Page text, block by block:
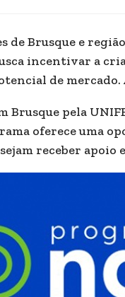
de Brusque e
incentivar a
de mercado.
Brusque pela
oferece uma
receber apoio